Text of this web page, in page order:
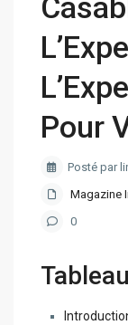
Pour
Posté par
Magazine
0